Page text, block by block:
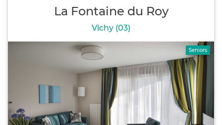
La Fontaine du Roy
Vichy (03)
Seniors